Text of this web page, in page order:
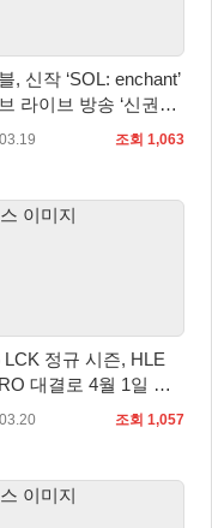
, 신작 ‘SOL: enchant’
라이브 방송 ‘신권회
일 오후 8시 실시조회 1,063
LCK 정규 시즌, HLE
대결로 4월 1일 개
조회 1,057